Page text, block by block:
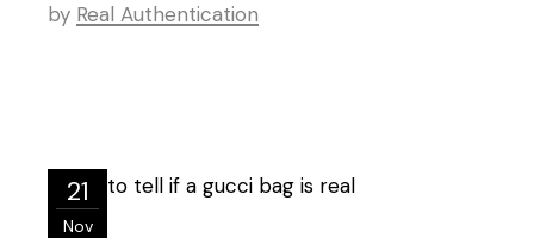
by Real Authentication
21
Nov